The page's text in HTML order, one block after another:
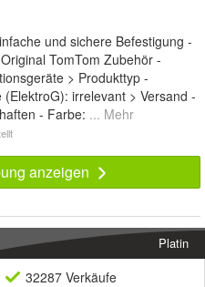
und sichere Befestigung -
TomTom Zubehör -
> Produkttyp -
irrelevant > Versand -
- Farbe: ... Mehr
anzeigen
Platin
32287 Verkäufe